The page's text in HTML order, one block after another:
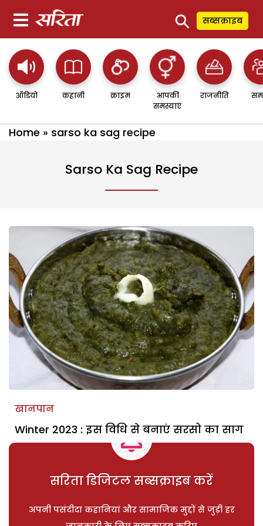
⚲ सब्सक्राइब
ऑडियो कहानी क्राइम
आपकी
समस्याएं
राजनीति
Home » sarso ka sag recipe
Sarso Ka Sag Recipe
खानपान
Winter 2023 : इस विधि से बनाएं सरसो का साग
सरिता डिजिटल सब्सक्राइब करें
अपनी पसंदीदा कहानियां और सामाजिक मुद्दों से जुड़ी हर